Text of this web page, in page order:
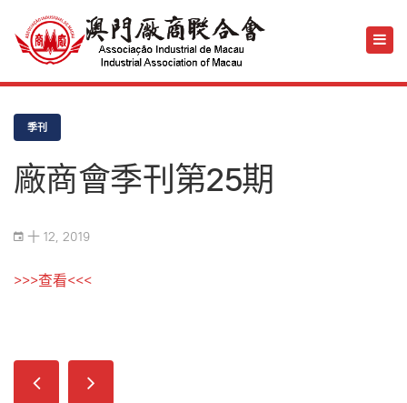
季刊
廠商會季刊第25期
十 12, 2019
>>>查看<<<